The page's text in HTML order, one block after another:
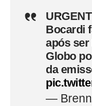
Bocardi
após ser
Globo
da
—